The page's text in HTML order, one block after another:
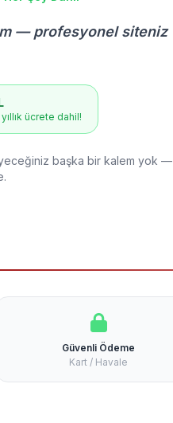
— profesyonel siteniz
ücrete dahil!
başka bir kalem yok —
Güvenli Ödeme
Kart / Havale